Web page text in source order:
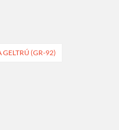
GELTRÚ (GR-92)